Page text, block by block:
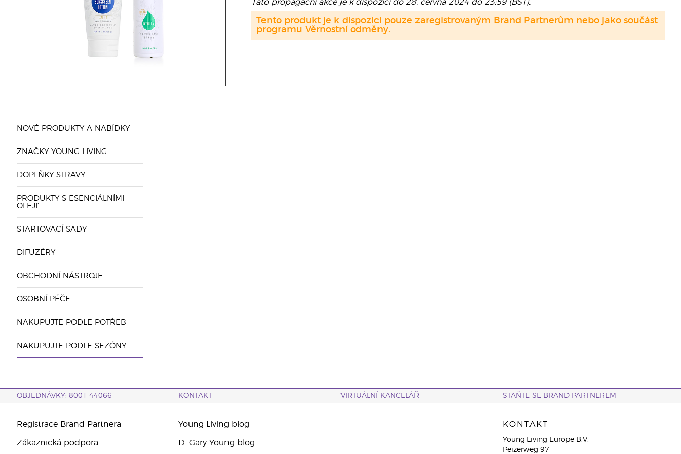
Tato propagační akce je k dispozici do 28. června 2024 do 23:59 (BST).
Tento produkt je k dispozici pouze zaregistrovaným Brand Partnerům nebo jako součást
programu Věrnostní odměny.
NOVÉ PRODUKTY A NABÍDKY
ZNAČKY YOUNG LIVING
DOPLŇKY STRAVY
PRODUKTY S ESENCIÁLNÍMI
OLEJI'
STARTOVACÍ SADY
DIFUZÉRY
OBCHODNÍ NÁSTROJE
OSOBNÍ PÉČE
NAKUPUJTE PODLE POTŘEB
NAKUPUJTE PODLE SEZÓNY
OBJEDNÁVKY: 8001 44066 KONTAKT VIRTUÁLNÍ KANCELÁŘ STAŇTE SE BRAND PARTNEREM
Registrace Brand Partnera
Zákaznická podpora
Young Living blog
D. Gary Young blog
KONTAKT
Young Living Europe B.V.
Peizerweg 97